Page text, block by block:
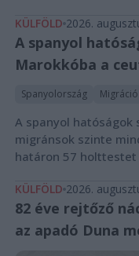
KÜLFÖLD 2026.
A spanyol
Marokkóba a
Spanyolország Migráció
A spanyol hatóságok
migránsok szinte
határon 57
KÜLFÖLD 2026.
82 éve rejtőző
az apadó Duna